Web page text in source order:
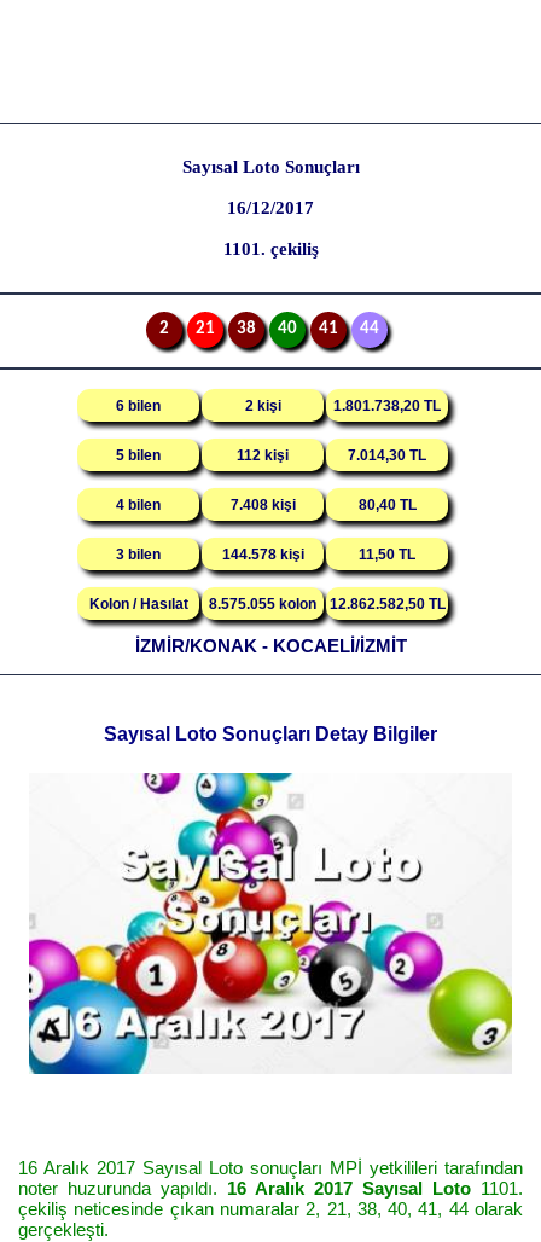
Sayısal Loto Sonuçları
16/12/2017
1101. çekiliş
2 21 38 40 41 44
6 bilen 2 kişi 1.801.738,20 TL
5 bilen 112 kişi 7.014,30 TL
4 bilen 7.408 kişi 80,40 TL
3 bilen 144.578 kişi 11,50 TL
Kolon / Hasılat 8.575.055 kolon 12.862.582,50 TL
İZMİR/KONAK - KOCAELİ/İZMİT
Sayısal Loto Sonuçları Detay Bilgiler
16 Aralık 2017 Sayısal Loto sonuçları MPİ yetkilileri tarafından
noter huzurunda yapıldı. 16 Aralık 2017 Sayısal Loto 1101.
çekiliş neticesinde çıkan numaralar 2, 21, 38, 40, 41, 44 olarak
gerçekleşti.